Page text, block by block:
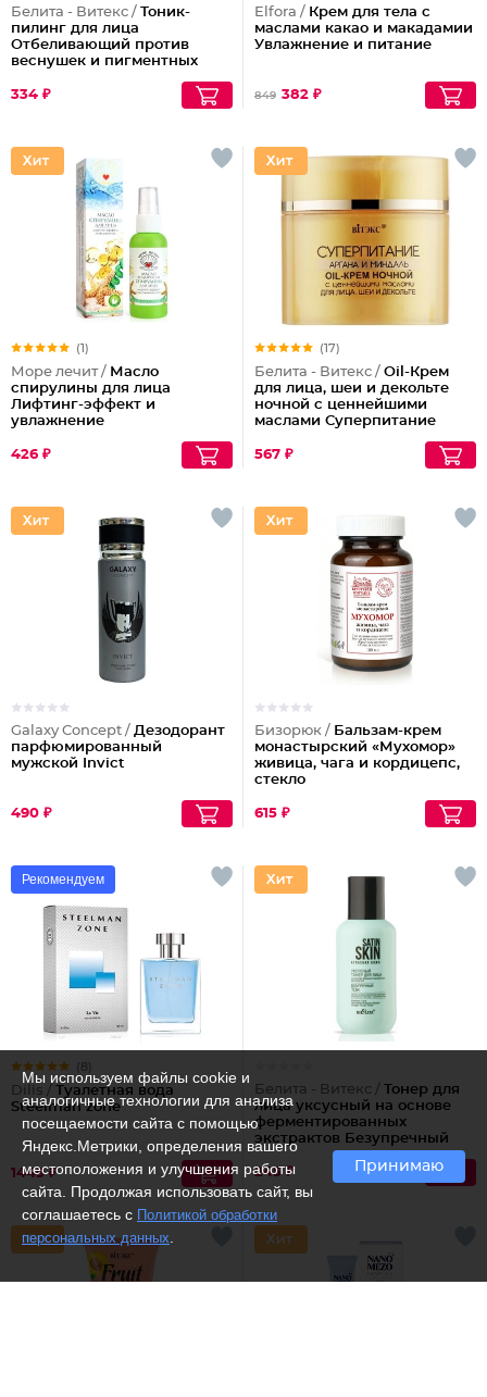
Белита - Витекс / Тоник-
пилинг для лица
Отбеливающий против
веснушек и пигментных
334 ₽
Elfora / Крем для тела с
маслами какао и макадамии
Увлажнение и питание
849 382 ₽
(1)
Море лечит / Масло
спирулины для лица
Лифтинг-эффект и
увлажнение
426 ₽
(17)
Белита - Витекс / Oil-Крем
для лица, шеи и декольте
ночной с ценнейшими
маслами Суперпитание
567 ₽
Galaxy Concept / Дезодорант
парфюмированный
мужской Invict
490 ₽
Бизорюк / Бальзам-крем
монастырский «Мухомор»
живица, чага и кордицепс,
стекло
615 ₽
Рекомендуем
(8)
Dilis / Туалетная вода
Steelman zone
1449 ₽
Белита - Витекс / Тонер для
лица уксусный на основе
ферментированных
экстрактов Безупречный
тон
245 ₽
Мы используем файлы cookie и
аналогичные технологии для анализа
посещаемости сайта с помощью
Яндекс.Метрики, определения вашего
местоположения и улучшения работы
сайта. Продолжая использовать сайт, вы
соглашаетесь с Политикой обработки
персональных данных
Принимаю